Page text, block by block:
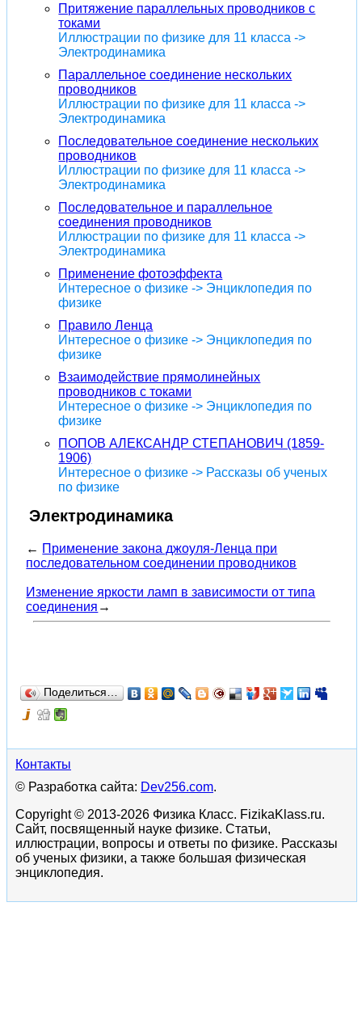
Притяжение параллельных проводников с
токами
Иллюстрации по физике для 11 класса ->
Электродинамика
Параллельное соединение нескольких
проводников
Иллюстрации по физике для 11 класса ->
Электродинамика
Последовательное соединение нескольких
проводников
Иллюстрации по физике для 11 класса ->
Электродинамика
Последовательное и параллельное
соединения проводников
Иллюстрации по физике для 11 класса ->
Электродинамика
Применение фотоэффекта
Интересное о физике -> Энциклопедия по
физике
Правило Ленца
Интересное о физике -> Энциклопедия по
физике
Взаимодействие прямолинейных
проводников с токами
Интересное о физике -> Энциклопедия по
физике
ПОПОВ АЛЕКСАНДР СТЕПАНОВИЧ (1859-
1906)
Интересное о физике -> Рассказы об ученых
по физике
Электродинамика
← Применение закона джоуля-Ленца при
последовательном соединении проводников
Изменение яркости ламп в зависимости от типа
соединения →
Поделиться…
Контакты
© Разработка сайта: Dev256.com.
Copyright © 2013-2026 Физика Класс. FizikaKlass.ru.
Сайт, посвященный науке физике. Статьи,
иллюстрации, вопросы и ответы по физике. Рассказы
об ученых физики, а также большая физическая
энциклопедия.